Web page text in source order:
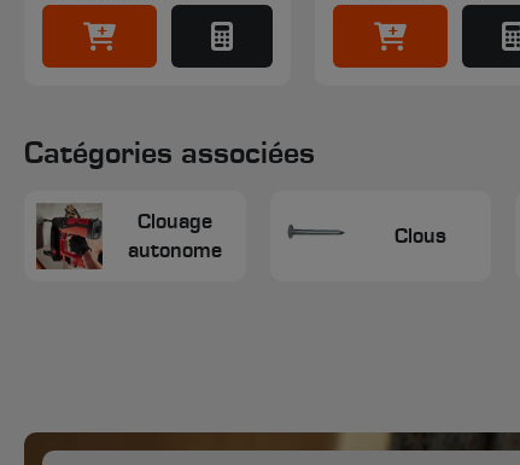
Catégories associées
Clouage
autonome
Clous